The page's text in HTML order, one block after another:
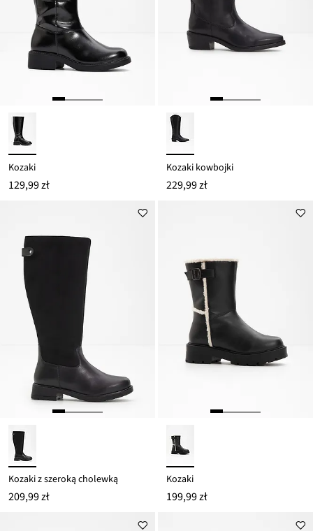
Kozaki
129,99 zł
Kozaki kowbojki
229,99 zł
Kozaki z szeroką cholewką
209,99 zł
Kozaki
199,99 zł